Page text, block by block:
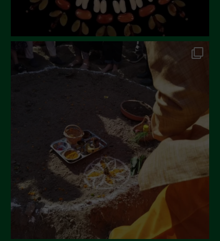
Dicembre 2022
Novembre 2022
Ottobre 2022
Settembre 2022
Aprile 2022
Marzo 2022
Febbraio 2022
Gennaio 2022
Dicembre 2021
Novembre 2021